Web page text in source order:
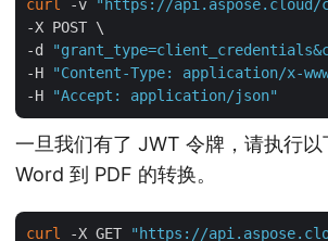
curl -v "https://api.aspose.cloud/
-X POST \
-d
-H
"Content-Type: application/x-
-H
"Accept: application/json"
一旦我们有了 JWT 令牌，请执行
Word 到 PDF 的转换。
curl -X GET
"https://